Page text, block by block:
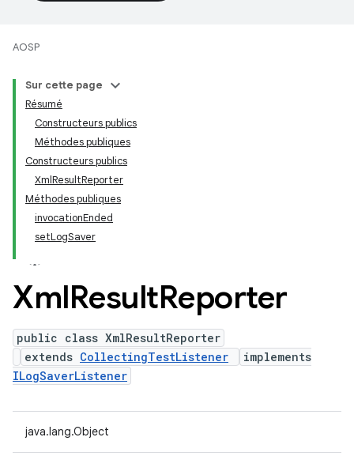
AOSP
Sur cette page
Résumé
Constructeurs publics
Méthodes publiques
Constructeurs publics
XmlResultReporter
Méthodes publiques
invocationEnded
setLogSaver
XmlResultReporter
public class XmlResultReporter
extends CollectingTestListener
implements
ILogSaverListener
java.lang.Object